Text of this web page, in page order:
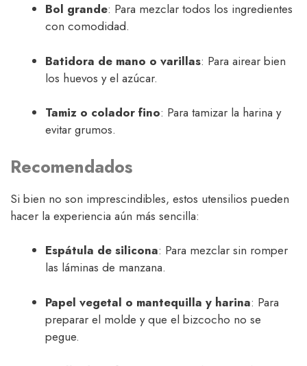
Bol grande: Para mezclar todos los ingredientes
con comodidad.
Batidora de mano o varillas: Para airear bien
los huevos y el azúcar.
Tamiz o colador fino: Para tamizar la harina y
evitar grumos.
Recomendados
Si bien no son imprescindibles, estos utensilios pueden
hacer la experiencia aún más sencilla:
Espátula de silicona: Para mezclar sin romper
las láminas de manzana.
Papel vegetal o mantequilla y harina: Para
preparar el molde y que el bizcocho no se
pegue.